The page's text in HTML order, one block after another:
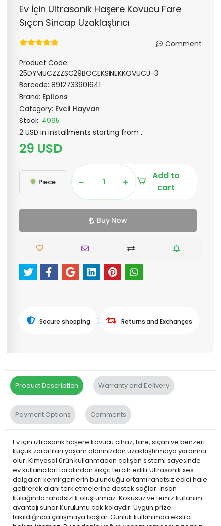
Ev İçin Ultrasonik Haşere Kovucu Fare
Sıçan Sincap Uzaklaştırıcı
Comment
Product Code:
25DYMUCZZZSC29BÖCEKSİNEKKOVUCU-3
Barcode: 8912733901641
Brand: Epilons
Category: Evcil Hayvan
Stock: 4995
2 USD in installments starting from ..
29 USD
Piece
Add to
cart
Buy Now
Secure shopping Returns and Exchanges
Product Description Warranty and Delivery
Payment Options Comments
Ev için ultrasonik haşere kovucu cihaz, fare, sıçan ve benzeri
küçük zararlıları yaşam alanınızdan uzaklaştırmaya yardımcı
olur. Kimyasal ürün kullanmadan çalışan sistemi sayesinde
ev kullanıcıları tarafından sıkça tercih edilir.Ultrasonik ses
dalgaları kemirgenlerin bulunduğu ortamı rahatsız edici hale
getirerek alanı terk etmelerine destek sağlar. İnsan
kulağında rahatsızlık oluşturmaz. Kokusuz ve temiz kullanım
avantajı sunar.Kurulumu çok kolaydır. Uygun prize
takıldığında çalışmaya başlar. Günlük kullanımda ekstra